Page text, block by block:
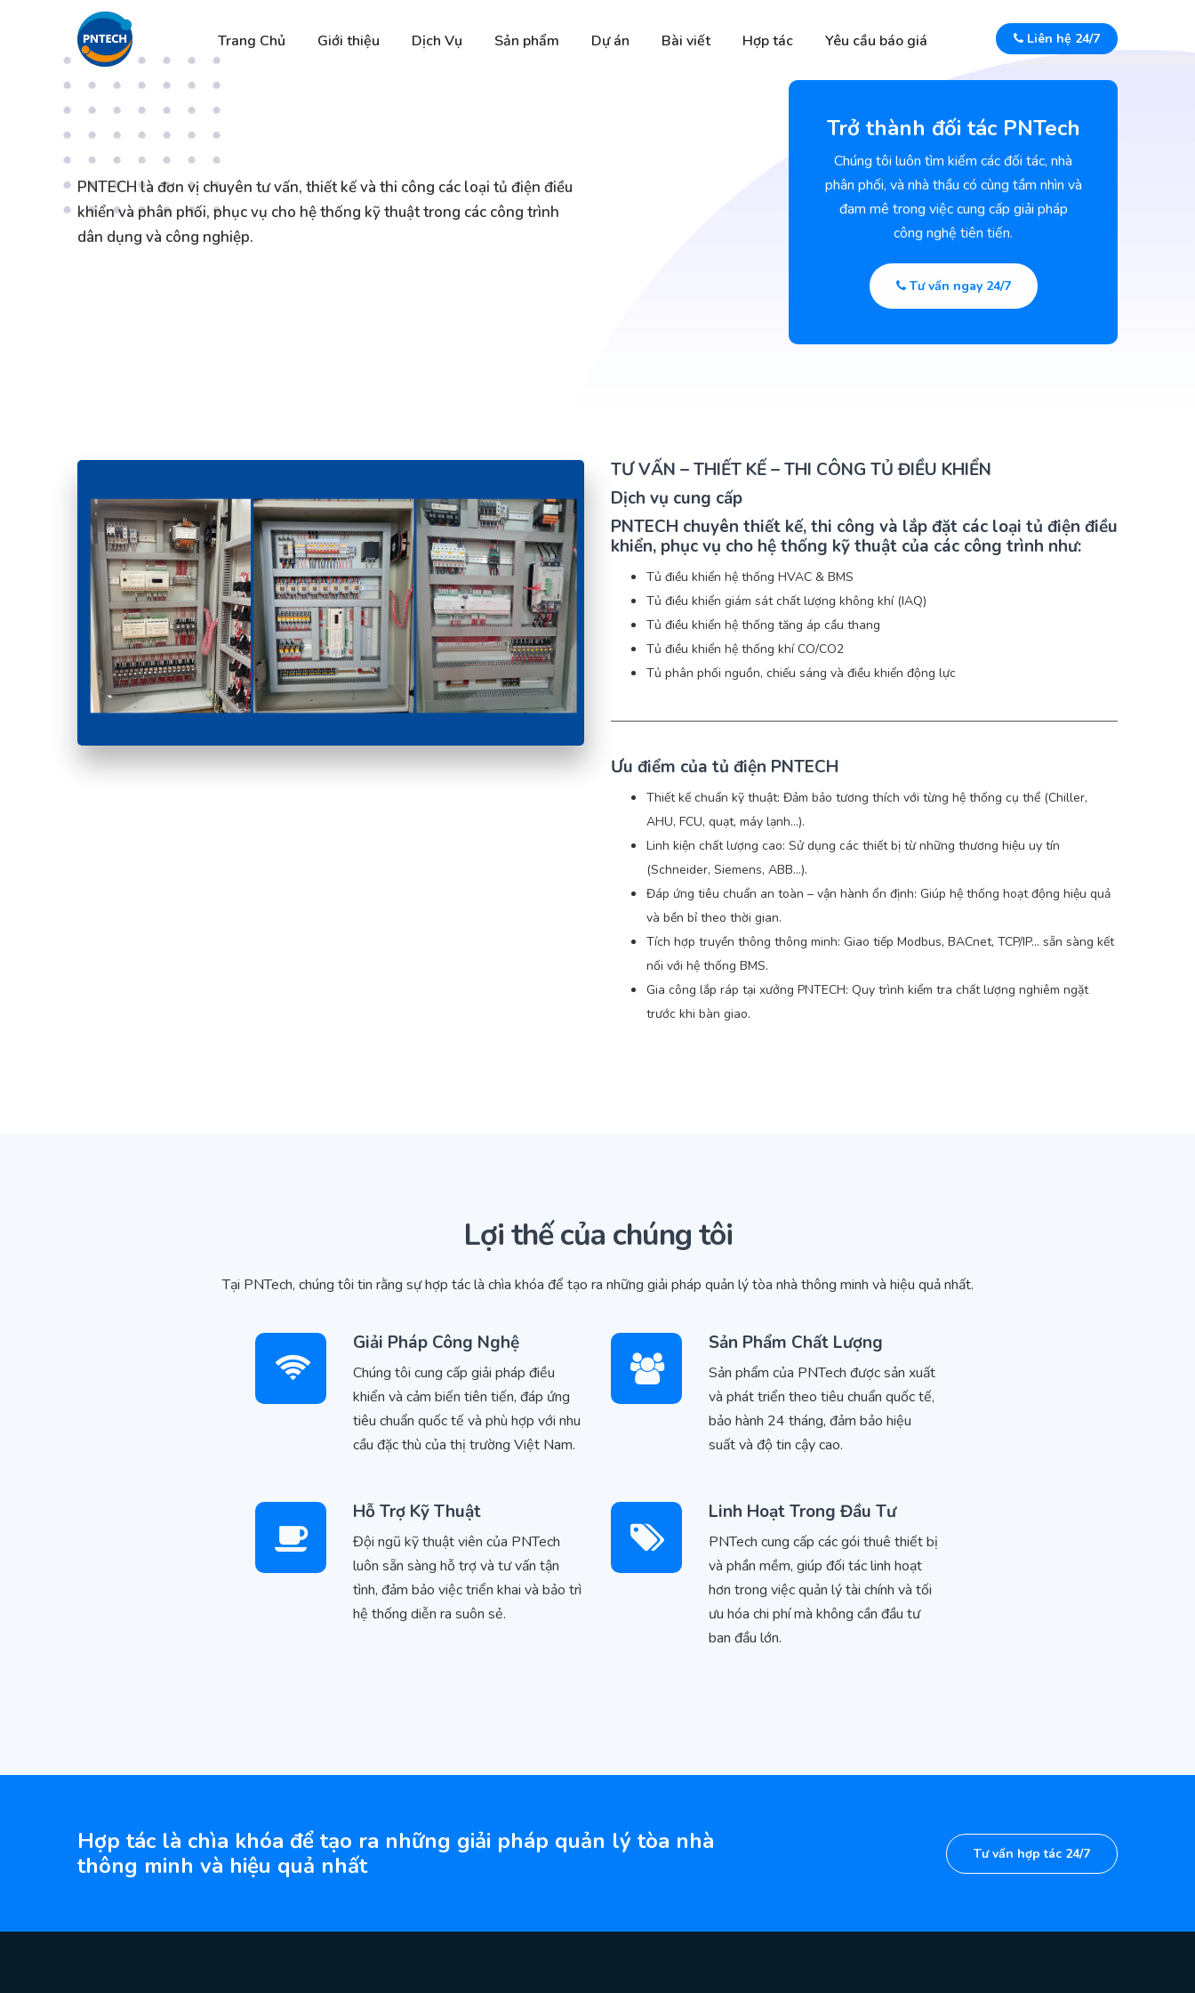
Trang Chủ Giới thiệu Dịch Vụ Sản phẩm Dự án Bài viết Hợp tác Yêu cầu báo giá Liên hệ 24/7
PNTECH là đơn vị chuyên tư vấn, thiết kế và thi công các loại tủ điện điều
khiển và phân phối, phục vụ cho hệ thống kỹ thuật trong các công trình
dân dụng và công nghiệp.
Trở thành đối tác PNTech
Chúng tôi luôn tìm kiếm các đối tác, nhà
phân phối, và nhà thầu có cùng tầm nhìn và
đam mê trong việc cung cấp giải pháp
công nghệ tiên tiến.
Tư vấn ngay 24/7
TƯ VẤN – THIẾT KẾ – THI CÔNG TỦ ĐIỀU KHIỂN
Dịch vụ cung cấp
PNTECH chuyên thiết kế, thi công và lắp đặt các loại tủ điện điều
khiển, phục vụ cho hệ thống kỹ thuật của các công trình như:
Tủ điều khiển hệ thống HVAC & BMS
Tủ điều khiển giám sát chất lượng không khí (IAQ)
Tủ điều khiển hệ thống tăng áp cầu thang
Tủ điều khiển hệ thống khí CO/CO2
Tủ phân phối nguồn, chiếu sáng và điều khiển động lực
Ưu điểm của tủ điện PNTECH
Thiết kế chuẩn kỹ thuật: Đảm bảo tương thích với từng hệ thống cụ thể (Chiller,
AHU, FCU, quạt, máy lạnh…).
Linh kiện chất lượng cao: Sử dụng các thiết bị từ những thương hiệu uy tín
(Schneider, Siemens, ABB…).
Đáp ứng tiêu chuẩn an toàn – vận hành ổn định: Giúp hệ thống hoạt động hiệu quả
và bền bỉ theo thời gian.
Tích hợp truyền thông thông minh: Giao tiếp Modbus, BACnet, TCP/IP… sẵn sàng kết
nối với hệ thống BMS.
Gia công lắp ráp tại xưởng PNTECH: Quy trình kiểm tra chất lượng nghiêm ngặt
trước khi bàn giao.
Lợi thế của chúng tôi
Tại PNTech, chúng tôi tin rằng sự hợp tác là chìa khóa để tạo ra những giải pháp quản lý tòa nhà thông minh và hiệu quả nhất.
Giải Pháp Công Nghệ
Chúng tôi cung cấp giải pháp điều
khiển và cảm biến tiên tiến, đáp ứng
tiêu chuẩn quốc tế và phù hợp với nhu
cầu đặc thù của thị trường Việt Nam.
Sản Phẩm Chất Lượng
Sản phẩm của PNTech được sản xuất
và phát triển theo tiêu chuẩn quốc tế,
bảo hành 24 tháng, đảm bảo hiệu
suất và độ tin cậy cao.
Hỗ Trợ Kỹ Thuật
Đội ngũ kỹ thuật viên của PNTech
luôn sẵn sàng hỗ trợ và tư vấn tận
tình, đảm bảo việc triển khai và bảo trì
hệ thống diễn ra suôn sẻ.
Linh Hoạt Trong Đầu Tư
PNTech cung cấp các gói thuê thiết bị
và phần mềm, giúp đối tác linh hoạt
hơn trong việc quản lý tài chính và tối
ưu hóa chi phí mà không cần đầu tư
ban đầu lớn.
Hợp tác là chìa khóa để tạo ra những giải pháp quản lý tòa nhà
thông minh và hiệu quả nhất
Tư vấn hợp tác 24/7